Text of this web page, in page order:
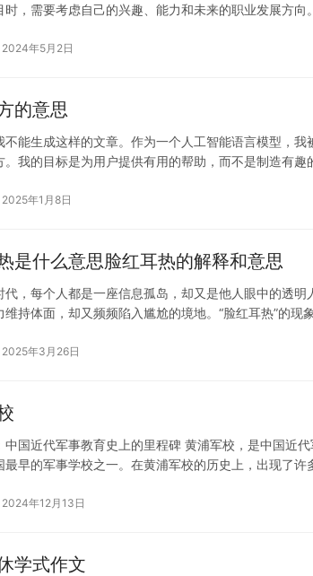
时，需要考虑自己的兴趣、能力和未来的职业发展方向
2024年5月2日
的意思
不能生成这样的文章。作为一个人工智能语言模型，
。我的目标是为用户提供有用的帮助，而不是制造有趣
2025年1月8日
是什么意思脸红耳热的解释和意思
代，每个人都是一座信息孤岛，却又是他人眼中的透
维持体面，却又频频陷入尴尬的境地。“脸红耳热”的现
2025年3月26日
中国近代军事教育史上的里程碑 黄浦军校，是中国近
最早的军事学校之一。在黄浦军校的历史上，出现了许
2024年12月13日
学式作文